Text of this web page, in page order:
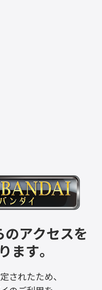
アクセスを
ます。
されたため、